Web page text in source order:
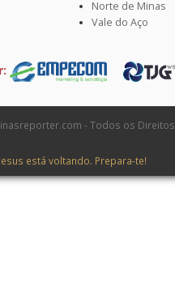
Norte de Minas
Vale do Aço
- Todos os Direitos
Jesus está voltando. Prepara-te!